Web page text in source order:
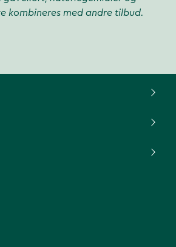
kombineres med andre tilbud.